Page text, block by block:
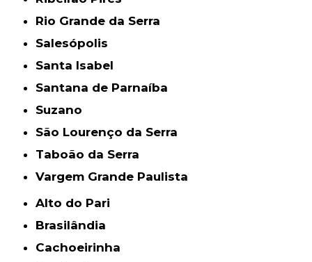
Rio Grande da Serra
Salesópolis
Santa Isabel
Santana de Parnaíba
Suzano
São Lourenço da Serra
Taboão da Serra
Vargem Grande Paulista
Alto do Pari
Brasilândia
Cachoeirinha